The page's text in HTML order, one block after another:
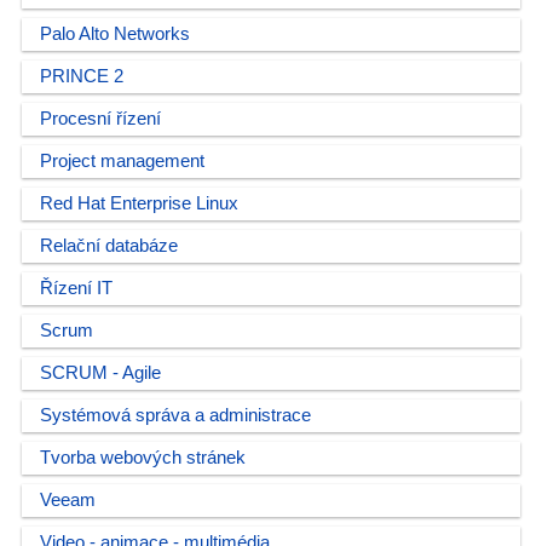
Palo Alto Networks
PRINCE 2
Procesní řízení
Project management
Red Hat Enterprise Linux
Relační databáze
Řízení IT
Scrum
SCRUM - Agile
Systémová správa a administrace
Tvorba webových stránek
Veeam